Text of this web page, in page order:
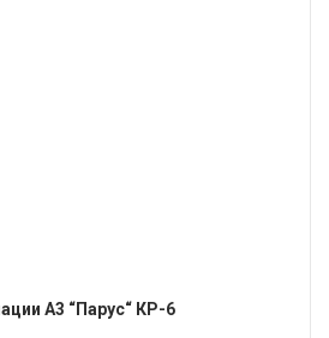
А3 “Парус“ КР-6